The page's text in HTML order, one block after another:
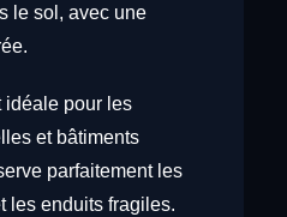
le sol, avec une
idéale pour les
et bâtiments
parfaitement les
les enduits fragiles.